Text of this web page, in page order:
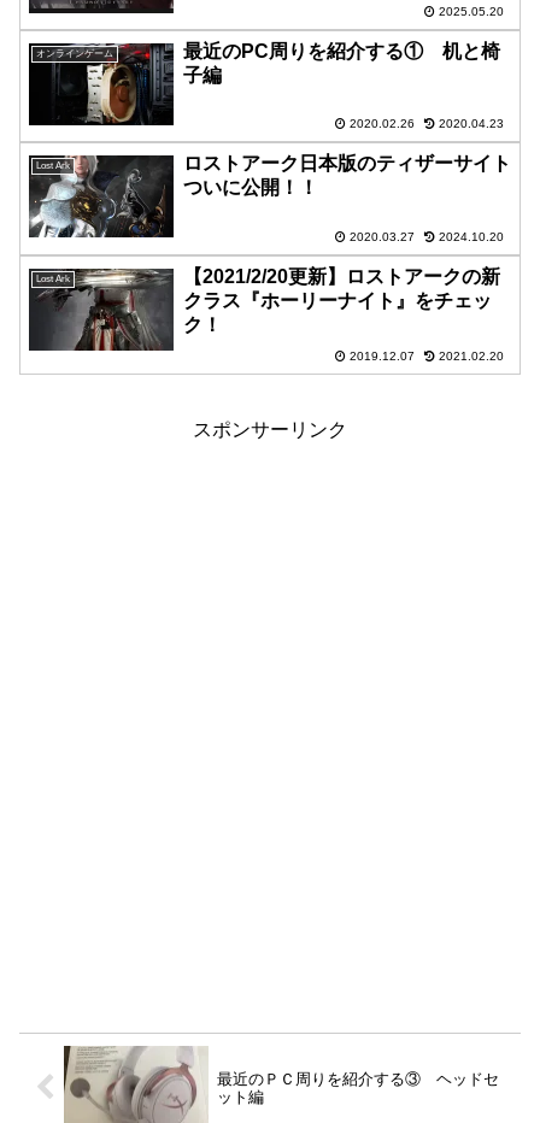
2025.05.20
オンラインゲーム
最近のPC周りを紹介する① 机と椅
子編
2020.02.26 2020.04.23
Lost Ark
ロストアーク日本版のティザーサイト
ついに公開！！
2020.03.27 2024.10.20
Lost Ark
【2021/2/20更新】ロストアークの新
クラス『ホーリーナイト』をチェッ
ク！
2019.12.07 2021.02.20
スポンサーリンク
最近のＰＣ周りを紹介する③ ヘッドセ
ット編